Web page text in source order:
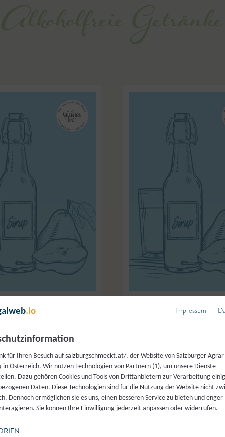
Tamsweg
.io Impressum
für Ihren Besuch auf salzburgschmeckt.at/, der Website von Salzburger Agrar
in Österreich. Wir nutzen Technologien von Partnern (1), um unsere Dienste
Dazu gehören Cookies und Tools von Drittanbietern zur Verarbeitung
Daten. Diese Technologien sind für die Nutzung der Website nicht
Dennoch ermöglichen sie es uns, einen besseren Service zu bieten und
Sie können Ihre Einwilligung jederzeit anpassen oder widerrufen.